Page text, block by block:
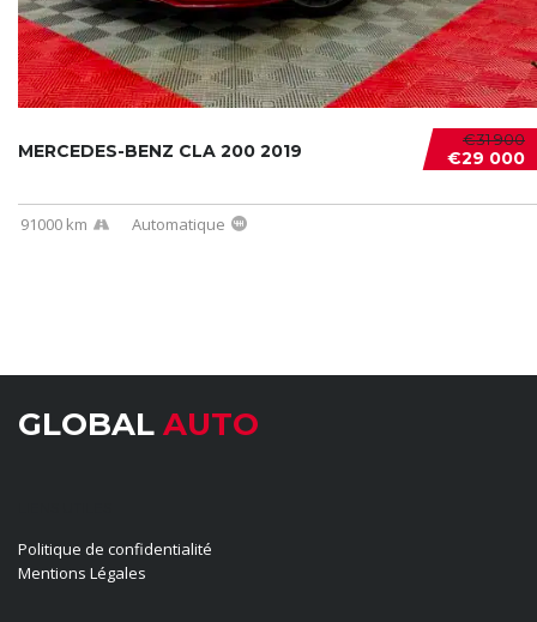
€31 900
€29 000
MERCEDES-BENZ CLA 200 2019
91000 km Automatique
GLOBAL AUTO
Politique de confidentialité
Mentions Légales